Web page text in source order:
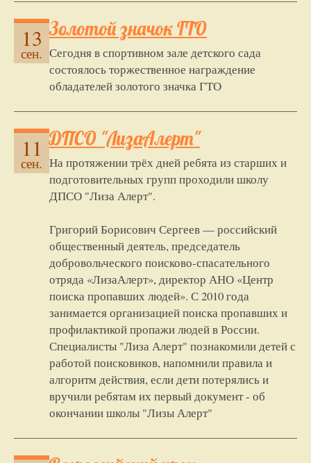
13
сен.
Золотой значок ГТО
Сегодня в спортивном зале детского сада
состоялось торжественное награждение
обладателей золотого значка ГТО
11
сен.
ДПСО "ЛизаАлерт"
На протяжении трёх дней ребята из старших и
подготовительных групп проходили школу
ДПСО "Лиза Алерт".
Григорий Борисович Сергеев — российский
общественный деятель, председатель
добровольческого поисково-спасательного
отряда «ЛизаАлерт», директор АНО «Центр
поиска пропавших людей». С 2010 года
занимается организацией поиска пропавших и
профилактикой пропажи людей в России.
Специалисты "Лиза Алерт" познакомили детей с
работой поисковиков, напомнили правила и
алгоритм действия, если дети потерялись и
вручили ребятам их первый документ - об
окончании школы "Лизы Алерт"